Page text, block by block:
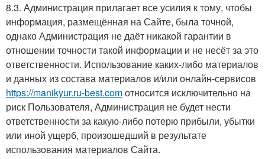
8.3. Администрация прилагает все усилия к тому, чтобы
информация, размещённая на Сайте, была точной,
однако Администрация не даёт никакой гарантии в
отношении точности такой информации и не несёт за это
ответственности. Использование каких-либо материалов
и данных из состава материалов и/или онлайн-сервисов
https://manikyur.ru-best.comотносится исключительно на
риск Пользователя, Администрация не будет нести
ответственности за какую-либо потерю прибыли, убытки
или иной ущерб, произошедший в результате
использования материалов Сайта.